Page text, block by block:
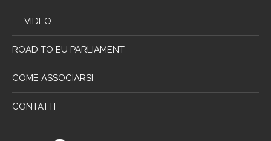
VIDEO
ROAD TO EU PARLIAMENT
COME ASSOCIARSI
CONTATTI